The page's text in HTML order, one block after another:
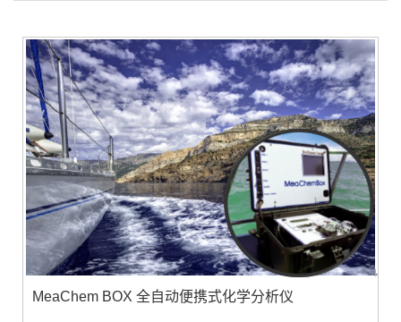
MeaChem BOX 全自动便携式化学分析仪